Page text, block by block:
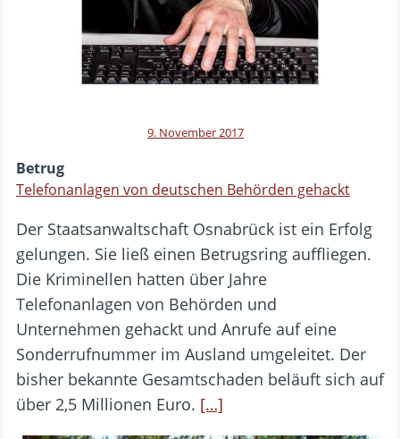
9. November 2017
Betrug
Telefonanlagen von deutschen Behörden gehackt
Der Staatsanwaltschaft Osnabrück ist ein Erfolg
gelungen. Sie ließ einen Betrugsring auffliegen.
Die Kriminellen hatten über Jahre
Telefonanlagen von Behörden und
Unternehmen gehackt und Anrufe auf eine
Sonderrufnummer im Ausland umgeleitet. Der
bisher bekannte Gesamtschaden beläuft sich auf
über 2,5 Millionen Euro. […]